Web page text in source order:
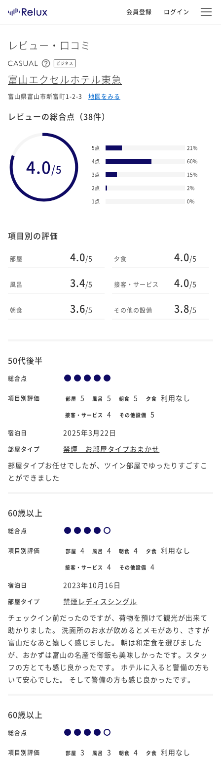
会員登録 ログイン
レビュー・口コミ
ビジネス
富山エクセルホテル東急
富山県富山市新富町1-2-3 地図をみる
レビューの総合点 （38件）
4.0/5
5点 21%
4点
60%
3点
15%
2点
2%
1点
0%
項目別の評価
部屋 4.0/5
風呂 3.4/5
朝食 3.6/5
夕食 4.0/5
接客・サービス 4.0/5
その他の設備 3.8/5
50代後半
総合点
項目別評価 部屋 5 風呂 5 朝食 5 夕食 利用なし
接客・サービス 4 その他設備 5
宿泊日 2025年3月22日
部屋タイプ
禁煙 お部屋タイプおまかせ
部屋タイプお任せでしたが、ツイン部屋でゆったりすごすこ
とができました
60歳以上
総合点
項目別評価 部屋 4 風呂 4 朝食 4 夕食 利用なし
接客・サービス 4 その他設備 4
宿泊日 2023年10月16日
部屋タイプ
禁煙レディスシングル
チェックイン前だったのですが、荷物を預けて観光が出来て
助かりました。 洗面所のお水が飲めるとメモがあり、さすが
富山だなあと嬉しく感じました。 朝は和定食を選びました
が、おかずは富山の名産で御飯も美味しかったです。スタッ
フの方とても感じ良かったです。 ホテルに入ると警備の方も
いて安心でした。 そして警備の方も感じ良かったです。
60歳以上
総合点
項目別評価 部屋 3 風呂 3 朝食 4 夕食 利用なし